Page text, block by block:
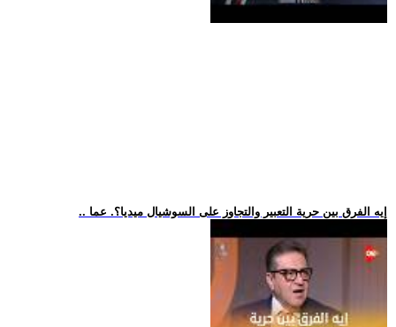
.. إيه الفرق بين حرية التعبير والتجاوز على السوشيال ميديا؟. عما